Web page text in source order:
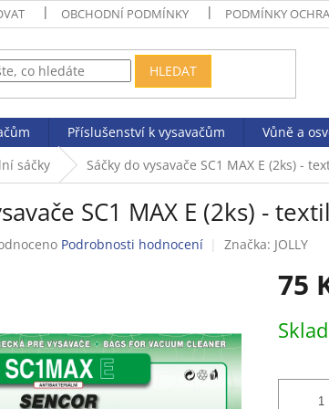
OBCHODNÍ PODMÍNKY PODMÍNKY
HLEDAT
Příslušenství k vysavačům Vůně a
sáčky Sáčky do vysavače SC1 MAX E (2ks) -
SC1 MAX E (2ks) -
Podrobnosti hodnocení Značka: JOLLY
75
cena: